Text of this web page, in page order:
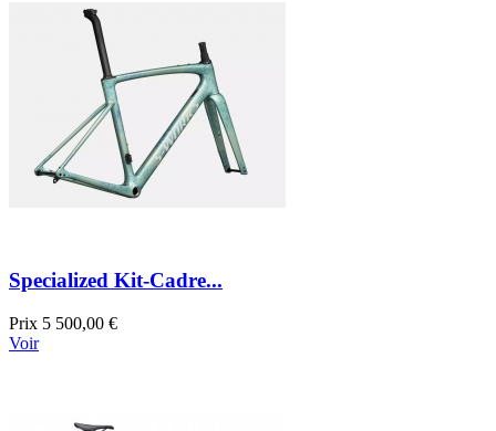
Specialized Kit-Cadre...
Prix 5 500,00 €
Voir